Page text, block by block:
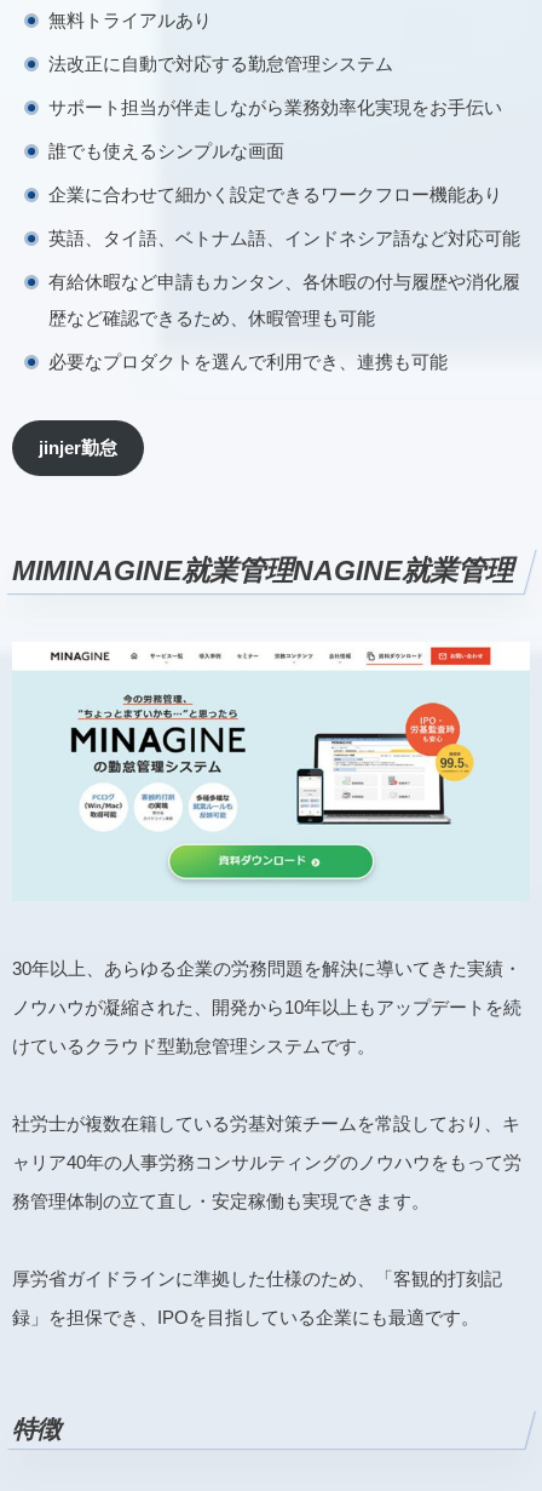
無料トライアルあり
法改正に自動で対応する勤怠管理システム
サポート担当が伴走しながら業務効率化実現をお手伝い
誰でも使えるシンプルな画面
企業に合わせて細かく設定できるワークフロー機能あり
英語、タイ語、ベトナム語、インドネシア語など対応可能
有給休暇など申請もカンタン、各休暇の付与履歴や消化履
歴など確認できるため、休暇管理も可能
必要なプロダクトを選んで利用でき、連携も可能
jinjer勤怠
MIMINAGINE就業管理NAGINE就業管理
30年以上、あらゆる企業の労務問題を解決に導いてきた実績・
ノウハウが凝縮された、開発から10年以上もアップデートを続
けているクラウド型勤怠管理システムです。
社労士が複数在籍している労基対策チームを常設しており、キ
ャリア40年の人事労務コンサルティングのノウハウをもって労
務管理体制の立て直し・安定稼働も実現できます。
厚労省ガイドラインに準拠した仕様のため、「客観的打刻記
録」を担保でき、IPOを目指している企業にも最適です。
特徴